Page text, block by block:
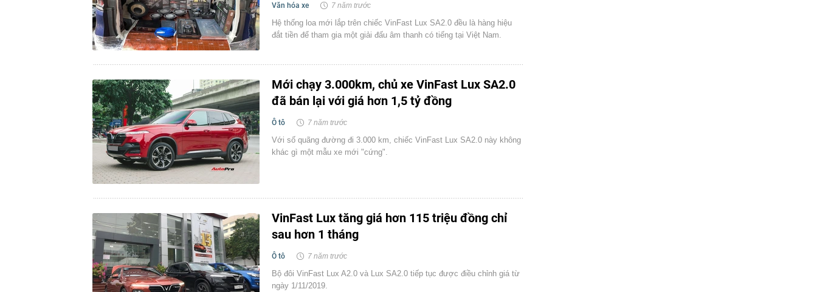
Văn hóa xe 7 năm trước
Hệ thống loa mới lắp trên chiếc VinFast Lux SA2.0 đều là hàng hiệu
đắt tiền để tham gia một giải đấu âm thanh có tiếng tại Việt Nam.
Mới chạy 3.000km, chủ xe VinFast Lux SA2.0
đã bán lại với giá hơn 1,5 tỷ đồng
Ô tô 7 năm trước
Với số quãng đường đi 3.000 km, chiếc VinFast Lux SA2.0 này không
khác gì một mẫu xe mới "cứng".
VinFast Lux tăng giá hơn 115 triệu đồng chỉ
sau hơn 1 tháng
Ô tô 7 năm trước
Bộ đôi VinFast Lux A2.0 và Lux SA2.0 tiếp tục được điều chỉnh giá từ
ngày 1/11/2019.